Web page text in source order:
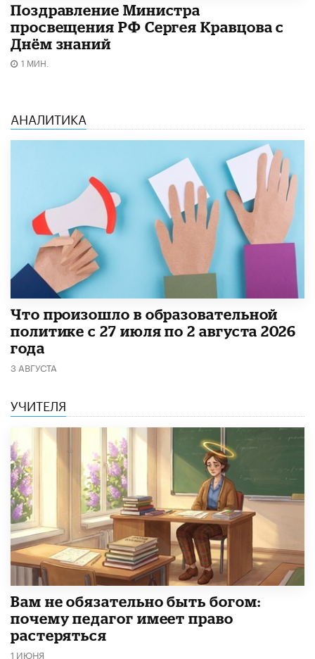
Поздравление Министра
просвещения РФ Сергея Кравцова с
Днём знаний
1 МИН.
АНАЛИТИКА
​Что произошло в образовательной
политике с 27 июля по 2 августа 2026
года
3 АВГУСТА
УЧИТЕЛЯ
​Вам не обязательно быть богом:
почему педагог имеет право
растеряться
1 ИЮНЯ